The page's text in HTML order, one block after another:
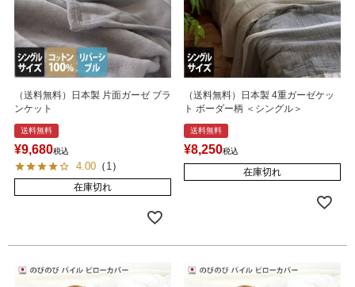
（送料無料）日本製 片面ガーゼ ブラ
ンケット
送料無料
¥9,680税込
4.00 （ 1 ）
在庫切れ
（送料無料）日本製 4重ガーゼケッ
ト ボーダー柄 ＜シングル＞
送料無料
¥8,250税込
在庫切れ